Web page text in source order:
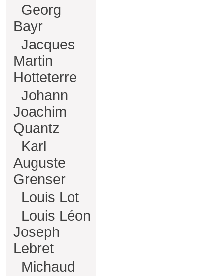
Georg
Bayr
Jacques
Martin
Hotteterre
Johann
Joachim
Quantz
Karl
Auguste
Grenser
Louis Lot
Louis Léon
Joseph
Lebret
Michaud